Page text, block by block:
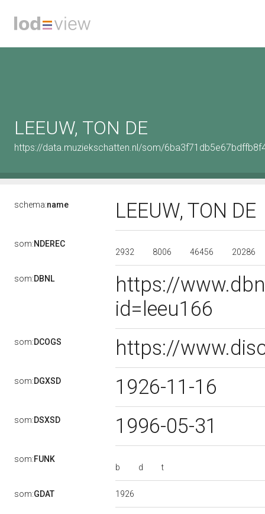
LEEUW, TON DE
https://data.muziekschatten.nl/som/
schema:name LEEUW, TON DE
som:NDEREC
2932
8006 46456 20286
som:DBNL
https://
id=leeu166
som:DCOGS https://
som:DGXSD 1926-11-16
som:DSXSD 1996-05-31
som:FUNK
b
d t
som:GDAT 1926